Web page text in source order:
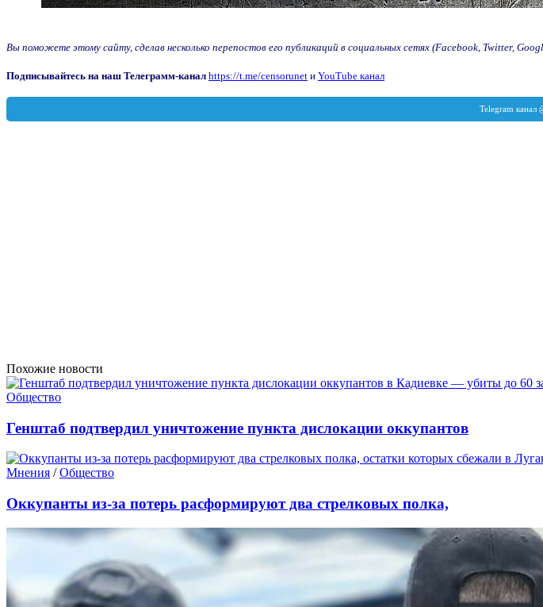
Вы поможете этому сайту, сделав несколько перепостов его публикаций в социальных сетях (Facebook, Twitter,
Подписывайтесь на наш Телеграмм-канал https://t.me/censorunet и YouTube канал
Похожие новости
Общество
Генштаб подтвердил уничтожение пункта дислокации оккупантов
Мнения /Общество
Оккупанты из-за потерь расформируют два стрелковых полка,